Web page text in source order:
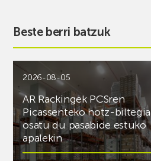
Beste berri batzuk
2026-08-05
AR Rackingek PCSren
Picassenteko hotz-biltegia
osatu du pasabide estuko
apalekin